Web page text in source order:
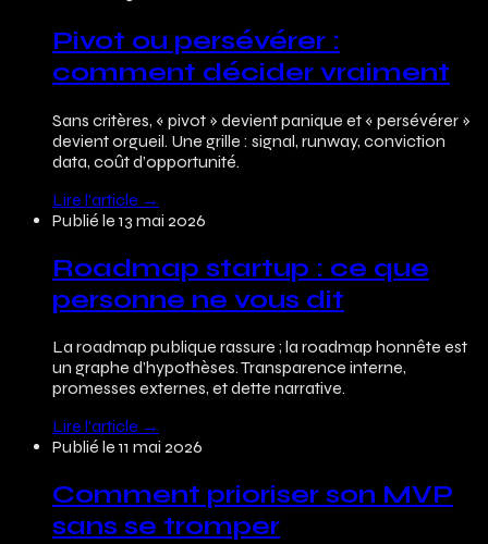
Pivot ou persévérer :
comment décider vraiment
Sans critères, « pivot » devient panique et « persévérer »
devient orgueil. Une grille : signal, runway, conviction
data, coût d’opportunité.
Lire l’article →
Publié le 13 mai 2026
Roadmap startup : ce que
personne ne vous dit
La roadmap publique rassure ; la roadmap honnête est
un graphe d’hypothèses. Transparence interne,
promesses externes, et dette narrative.
Lire l’article →
Publié le 11 mai 2026
Comment prioriser son MVP
sans se tromper